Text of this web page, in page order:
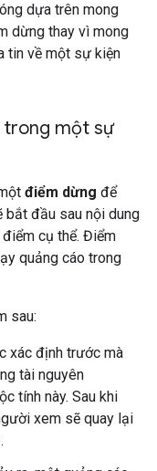
dựa trên mong
dừng thay vì mong
tin về một sự kiện
trong một sự
điểm dừng để
bắt đầu sau nội dung
cụ thể. Điểm
quảng cáo trong
sau:
xác định trước mà
tài nguyên
tính này. Sau khi
xem sẽ quay lại